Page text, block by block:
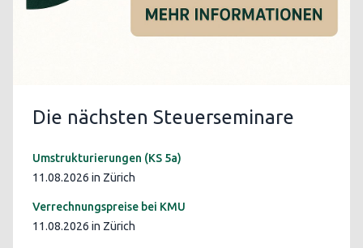
Die nächsten Steuerseminare
Umstrukturierungen (KS 5a)
11.08.2026 in Zürich
Verrechnungspreise bei KMU
11.08.2026 in Zürich